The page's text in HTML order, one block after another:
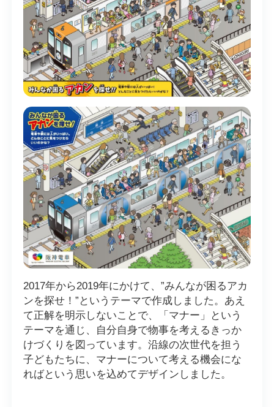
2017年から2019年にかけて、”みんなが困るアカ
ンを探せ！”というテーマで作成しました。あえ
て正解を明示しないことで、「マナー」という
テーマを通じ、自分自身で物事を考えるきっか
けづくりを図っています。沿線の次世代を担う
子どもたちに、マナーについて考える機会にな
ればという思いを込めてデザインしました。